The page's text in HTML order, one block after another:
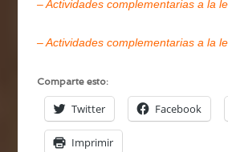
– Actividades complementarias a la
– Actividades complementarias a la
Comparte esto:
Twitter Facebook
Imprimir